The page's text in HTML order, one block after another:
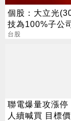
個股：大立光
技為100%子公
台股
聯電爆量攻漲停
人續喊買 目標